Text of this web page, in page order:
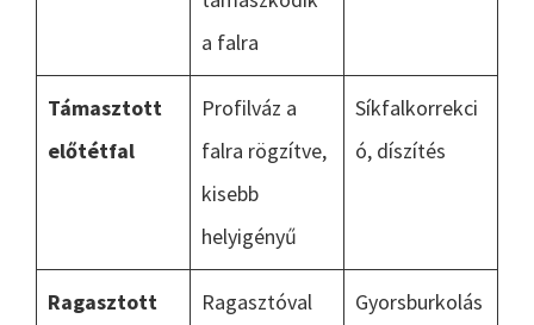
a falra
Támasztott
előtétfal
Profilváz a
falra rögzítve,
kisebb
helyigényű
Síkfalkorrekci
ó, díszítés
Ragasztott
Ragasztóval
Gyorsburkolás